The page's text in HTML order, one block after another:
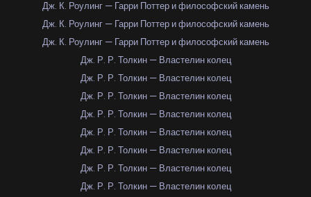
Дж. К. Роулинг — Гарри Поттер и философский камень
Дж. К. Роулинг — Гарри Поттер и философский камень
Дж. К. Роулинг — Гарри Поттер и философский камень
Дж. Р. Р. Толкин — Властелин колец
Дж. Р. Р. Толкин — Властелин колец
Дж. Р. Р. Толкин — Властелин колец
Дж. Р. Р. Толкин — Властелин колец
Дж. Р. Р. Толкин — Властелин колец
Дж. Р. Р. Толкин — Властелин колец
Дж. Р. Р. Толкин — Властелин колец
Дж. Р. Р. Толкин — Властелин колец